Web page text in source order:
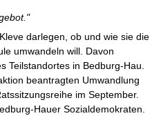
darlegen, ob und wie sie die
umwandeln will. Davon
Teilstandortes in Bedburg-Hau.
beantragten Umwandlung
im September.
Hauer Sozialdemokraten.